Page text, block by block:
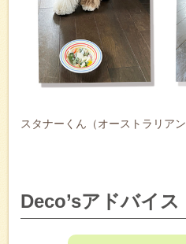
スタナーくん（オーストラリア
Deco’sアドバイス